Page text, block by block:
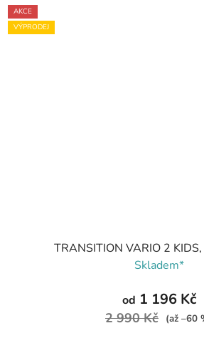
AKCE
VÝPRODEJ
TRANSITION VARIO 2
Skladem*
od 1 196 Kč
2 990 Kč (až –60